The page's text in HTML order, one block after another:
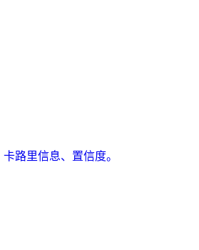
路里信息、置信度。